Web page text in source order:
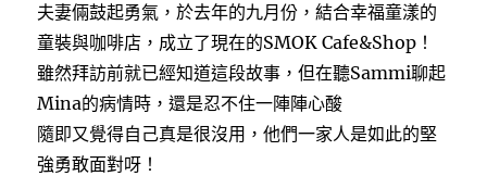
夫妻倆鼓起勇氣，於去年的九月份，結合幸福童漾的
童裝與咖啡店，成立了現在的SMOK Cafe&Shop！
雖然拜訪前就已經知道這段故事，但在聽Sammi聊起
Mina的病情時，還是忍不住一陣陣心酸
隨即又覺得自己真是很沒用，他們一家人是如此的堅
強勇敢面對呀！